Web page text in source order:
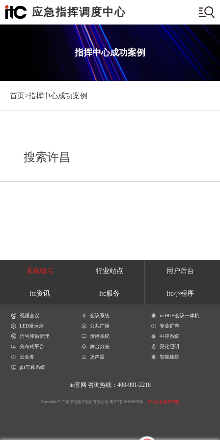
应急指挥调度中心
指挥中心成功案例
首页>指挥中心成功案例
搜索许昌
系统站点 行业站点 用户后台
itc资讯 itc服务 itc小程序
视频会议 会议系统
itcHUB会议一体机
LED显示屏
公共广播
专业扩声
信号传输管理
录播系统
中控系统
分布式平台
舞台灯光
亮化照明
云会务
扬声器
智能建筑
pis车载系统
itc官网 咨询热线：400-991-2218
Copyright © 广东保伦电子股份有限公司 粤ICP备16106620号 产品参数解释声明